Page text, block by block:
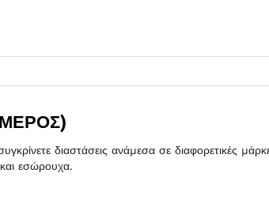
διαστάσεις ανάμεσα σε διαφορετικές
εσώρουχα.